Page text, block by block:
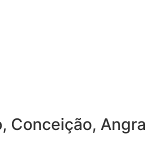
Conceição, Angra